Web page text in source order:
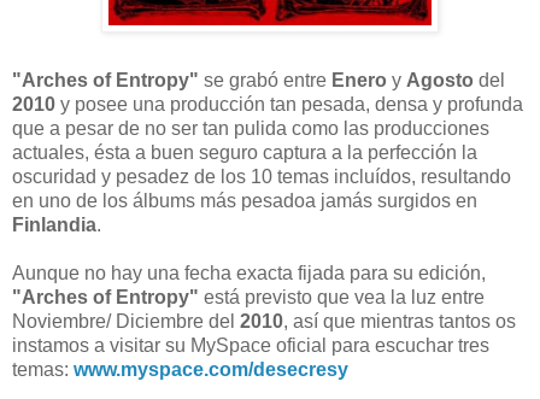
"Arches of Entropy" se grabó entre Enero y Agosto del
2010 y posee una producción tan pesada, densa y profunda
que a pesar de no ser tan pulida como las producciones
actuales, ésta a buen seguro captura a la perfección la
oscuridad y pesadez de los 10 temas incluídos, resultando
en uno de los álbums más pesadoa jamás surgidos en
Finlandia.
Aunque no hay una fecha exacta fijada para su edición,
"Arches of Entropy" está previsto que vea la luz entre
Noviembre/ Diciembre del 2010, así que mientras tantos os
instamos a visitar su MySpace oficial para escuchar tres
temas: www.myspace.com/desecresy